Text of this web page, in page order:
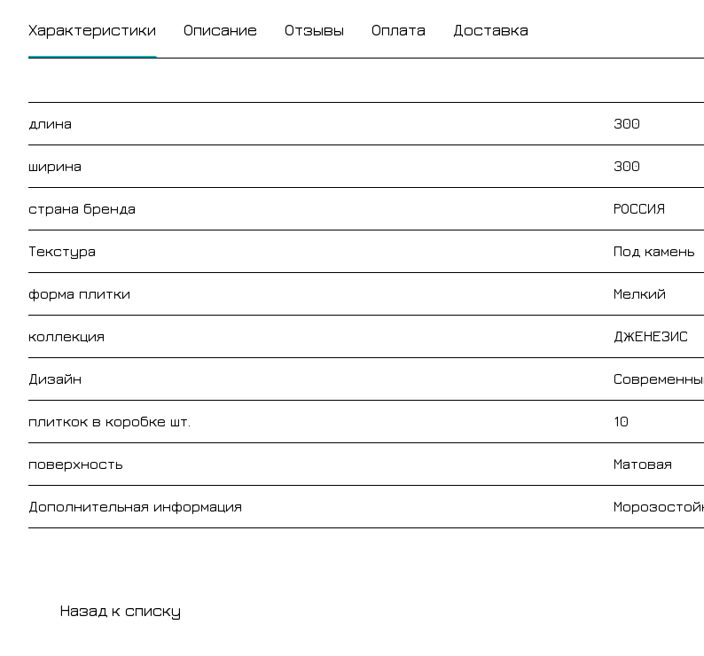
Характеристики Описание Отзывы Оплата Доставка
длина 300
ширина 300
страна бренда РОССИЯ
Текстура Под камень
форма плитки Мелкий
коллекция ДЖЕНЕЗИС
Дизайн
плиткок в коробке шт. 10
поверхность Матовая
Дополнительная информация
Назад к списку